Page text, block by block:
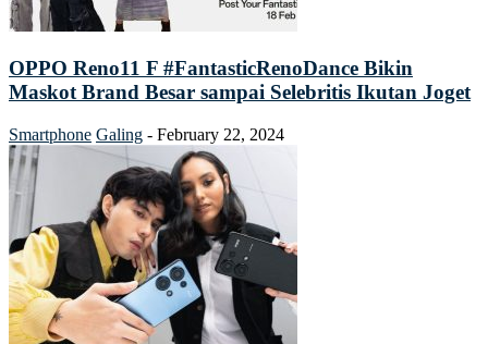
OPPO Reno11 F #FantasticRenoDance Bikin
Maskot Brand Besar sampai Selebritis Ikutan Joget
Smartphone Galing - February 22, 2024